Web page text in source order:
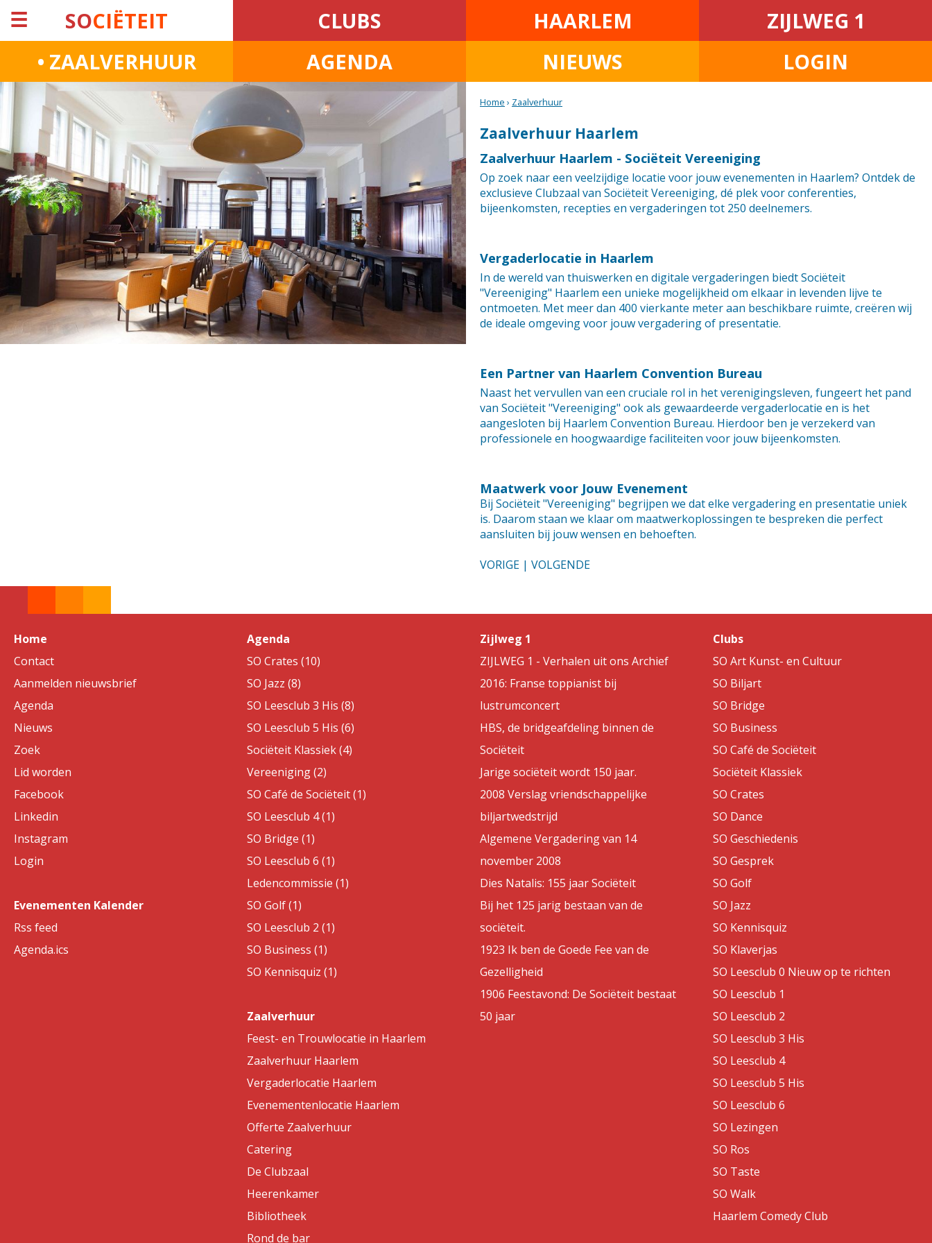
☰ SOCIËTEIT CLUBS HAARLEM
ZIJLWEG 1
• ZAALVERHUUR
AGENDA NIEUWS LOGIN
Home › Zaalverhuur
Zaalverhuur Haarlem
Zaalverhuur Haarlem - Sociëteit Vereeniging
Op zoek naar een veelzijdige locatie voor jouw evenementen in Haarlem? Ontdek de
exclusieve Clubzaal van Sociëteit Vereeniging, dé plek voor conferenties,
bijeenkomsten, recepties en vergaderingen tot 250 deelnemers.
Vergaderlocatie in Haarlem
In de wereld van thuiswerken en digitale vergaderingen biedt Sociëteit
"Vereeniging" Haarlem een unieke mogelijkheid om elkaar in levenden lijve te
ontmoeten. Met meer dan 400 vierkante meter aan beschikbare ruimte, creëren wij
de ideale omgeving voor jouw vergadering of presentatie.
Een Partner van Haarlem Convention Bureau
Naast het vervullen van een cruciale rol in het verenigingsleven, fungeert het pand
van Sociëteit "Vereeniging" ook als gewaardeerde vergaderlocatie en is het
aangesloten bij Haarlem Convention Bureau. Hierdoor ben je verzekerd van
professionele en hoogwaardige faciliteiten voor jouw bijeenkomsten.
Maatwerk voor Jouw Evenement
Bij Sociëteit "Vereeniging" begrijpen we dat elke vergadering en presentatie uniek
is. Daarom staan we klaar om maatwerkoplossingen te bespreken die perfect
aansluiten bij jouw wensen en behoeften.
VORIGE | VOLGENDE
Home
Contact
Aanmelden nieuwsbrief
Agenda
Nieuws
Zoek
Lid worden
Facebook
Linkedin
Instagram
Login
Evenementen Kalender
Rss feed
Agenda.ics
Agenda
SO Crates (10)
SO Jazz (8)
SO Leesclub 3 His (8)
SO Leesclub 5 His (6)
Sociëteit Klassiek (4)
Vereeniging (2)
SO Café de Sociëteit (1)
SO Leesclub 4 (1)
SO Bridge (1)
SO Leesclub 6 (1)
Ledencommissie (1)
SO Golf (1)
SO Leesclub 2 (1)
SO Business (1)
SO Kennisquiz (1)
Zaalverhuur
Feest- en Trouwlocatie in Haarlem
Zaalverhuur Haarlem
Vergaderlocatie Haarlem
Evenementenlocatie Haarlem
Offerte Zaalverhuur
Catering
De Clubzaal
Heerenkamer
Bibliotheek
Rond de bar
Zijlweg 1
ZIJLWEG 1 - Verhalen uit ons Archief
2016: Franse toppianist bij
lustrumconcert
HBS, de bridgeafdeling binnen de
Sociëteit
Jarige sociëteit wordt 150 jaar.
2008 Verslag vriendschappelijke
biljartwedstrijd
Algemene Vergadering van 14
november 2008
Dies Natalis: 155 jaar Sociëteit
Bij het 125 jarig bestaan van de
sociëteit.
1923 Ik ben de Goede Fee van de
Gezelligheid
1906 Feestavond: De Sociëteit bestaat
50 jaar
Clubs
SO Art Kunst- en Cultuur
SO Biljart
SO Bridge
SO Business
SO Café de Sociëteit
Sociëteit Klassiek
SO Crates
SO Dance
SO Geschiedenis
SO Gesprek
SO Golf
SO Jazz
SO Kennisquiz
SO Klaverjas
SO Leesclub 0 Nieuw op te richten
SO Leesclub 1
SO Leesclub 2
SO Leesclub 3 His
SO Leesclub 4
SO Leesclub 5 His
SO Leesclub 6
SO Lezingen
SO Ros
SO Taste
SO Walk
Haarlem Comedy Club